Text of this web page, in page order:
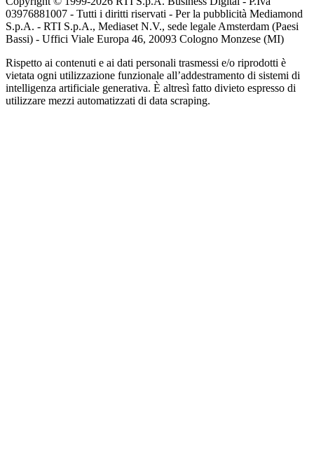
03976881007 - Tutti i diritti riservati - Per la pubblicità Mediamond
S.p.A. - RTI S.p.A., Mediaset N.V., sede legale Amsterdam (Paesi
Bassi) - Uffici Viale Europa 46, 20093 Cologno Monzese (MI)
Rispetto ai contenuti e ai dati personali trasmessi e/o riprodotti è
vietata ogni utilizzazione funzionale all’addestramento di sistemi di
intelligenza artificiale generativa. È altresì fatto divieto espresso di
utilizzare mezzi automatizzati di data scraping.